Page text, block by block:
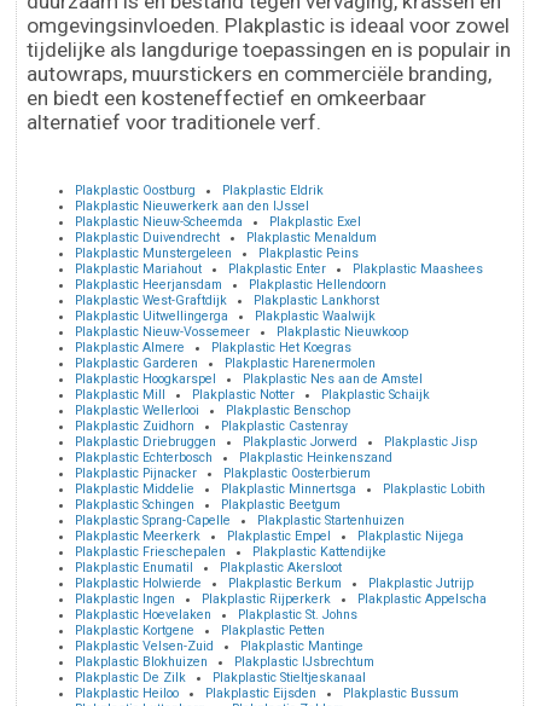
omgevingsinvloeden. Plakplastic is ideaal voor zowel
tijdelijke als langdurige toepassingen en is populair in
autowraps, muurstickers en commerciële branding,
en biedt een kosteneffectief en omkeerbaar
alternatief voor traditionele verf.
Plakplastic Oostburg
Plakplastic Eldrik
Plakplastic Nieuwerkerk aan den IJssel
Plakplastic Nieuw-Scheemda
Plakplastic Exel
Plakplastic Duivendrecht
Plakplastic Menaldum
Plakplastic Munstergeleen
Plakplastic Peins
Plakplastic Mariahout
Plakplastic Enter
Plakplastic Maashees
Plakplastic Heerjansdam
Plakplastic Hellendoorn
Plakplastic West-Graftdijk
Plakplastic Lankhorst
Plakplastic Uitwellingerga
Plakplastic Waalwijk
Plakplastic Nieuw-Vossemeer
Plakplastic Nieuwkoop
Plakplastic Almere
Plakplastic Het Koegras
Plakplastic Garderen
Plakplastic Harenermolen
Plakplastic Hoogkarspel
Plakplastic Nes aan de Amstel
Plakplastic Mill
Plakplastic Notter
Plakplastic Schaijk
Plakplastic Wellerlooi
Plakplastic Benschop
Plakplastic Zuidhorn
Plakplastic Castenray
Plakplastic Driebruggen
Plakplastic Jorwerd
Plakplastic Jisp
Plakplastic Echterbosch
Plakplastic Heinkenszand
Plakplastic Pijnacker
Plakplastic Oosterbierum
Plakplastic Middelie
Plakplastic Minnertsga
Plakplastic Lobith
Plakplastic Schingen
Plakplastic Beetgum
Plakplastic Sprang-Capelle
Plakplastic Startenhuizen
Plakplastic Meerkerk
Plakplastic Empel
Plakplastic Nijega
Plakplastic Frieschepalen
Plakplastic Kattendijke
Plakplastic Enumatil
Plakplastic Akersloot
Plakplastic Holwierde
Plakplastic Berkum
Plakplastic Jutrijp
Plakplastic Ingen
Plakplastic Rijperkerk
Plakplastic Appelscha
Plakplastic Hoevelaken
Plakplastic St. Johns
Plakplastic Kortgene
Plakplastic Petten
Plakplastic Velsen-Zuid
Plakplastic Mantinge
Plakplastic Blokhuizen
Plakplastic IJsbrechtum
Plakplastic De Zilk
Plakplastic Stieltjeskanaal
Plakplastic Heiloo
Plakplastic Eijsden
Plakplastic Bussum